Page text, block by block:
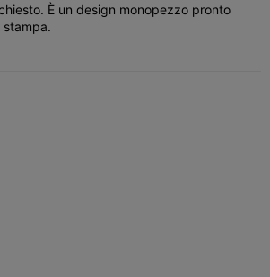
È un design monopezzo pronto
stampa.